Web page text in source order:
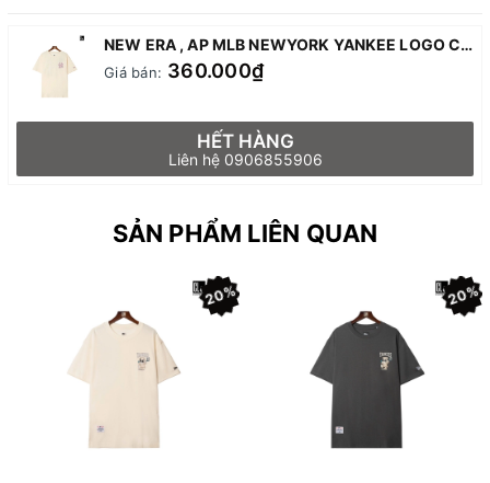
NEW ERA , AP MLB NEWYORK YANKEE LOGO CRIPT - CREAM
Giá bán: 360.000₫
HẾT HÀNG
Liên hệ 0906855906
SẢN PHẨM LIÊN QUAN
20% 20%